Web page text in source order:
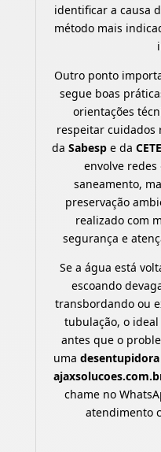
identificar a causa
método mais
Outro ponto
segue boas
orientações
respeitar cuidados
daSabesp e da
envolve
saneamento,
preservação
realizado com
segurança e
Se a água está
escoando
transbordando ou
tubulação, o
antes que o
uma
chame no
atendimento